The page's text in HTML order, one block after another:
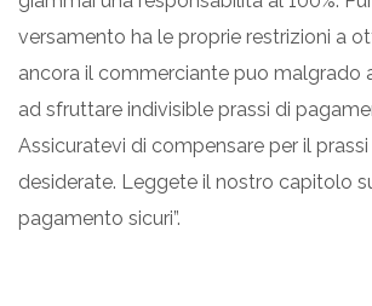
versamento ha le proprie restrizioni a
ancora il commerciante puo malgrado
ad sfruttare indivisible prassi di
Assicuratevi di compensare per il
desiderate. Leggete il nostro capitolo
pagamento sicuri”.